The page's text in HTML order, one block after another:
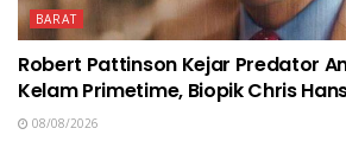
BARAT
Robert Pattinson Kejar Predator
Kelam Primetime, Biopik Chris
08/08/2026